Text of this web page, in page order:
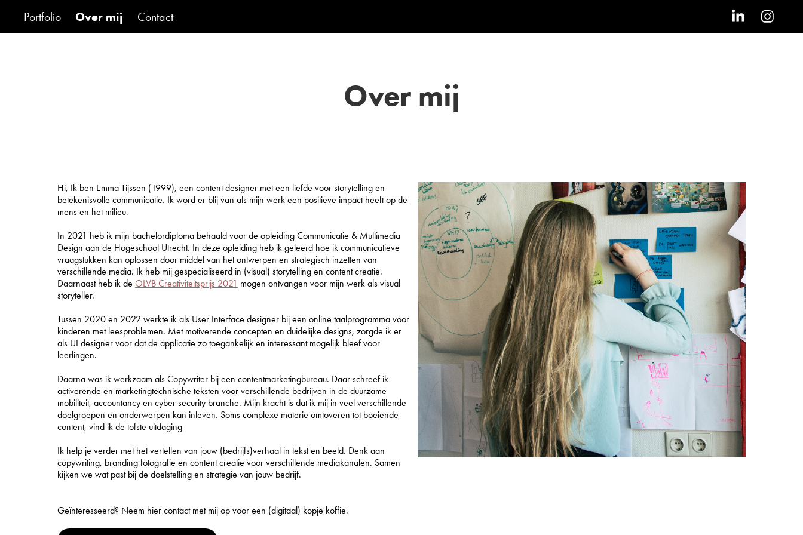
Portfolio Over mij Contact
Over mij
Hi, Ik ben Emma Tijssen (1999), een content designer met een liefde voor storytelling en
betekenisvolle communicatie. Ik word er blij van als mijn werk een positieve impact heeft op de
mens en het milieu.
In 2021 heb ik mijn bachelordiploma behaald voor de opleiding Communicatie & Multimedia
Design aan de Hogeschool Utrecht. In deze opleiding heb ik geleerd hoe ik communicatieve
vraagstukken kan oplossen door middel van het ontwerpen en strategisch inzetten van
verschillende media. Ik heb mij gespecialiseerd in (visual) storytelling en content creatie.
Daarnaast heb ik de OLVB Creativiteitsprijs 2021 mogen ontvangen voor mijn werk als visual
storyteller.
Tussen 2020 en 2022 werkte ik als User Interface designer bij een online taalprogramma voor
kinderen met leesproblemen. Met motiverende concepten en duidelijke designs, zorgde ik er
als UI designer voor dat de applicatie zo toegankelijk en interessant mogelijk bleef voor
leerlingen.
Daarna was ik werkzaam als Copywriter bij een contentmarketingbureau. Daar schreef ik
activerende en marketingtechnische teksten voor verschillende bedrijven in de duurzame
mobiliteit, accountancy en cyber security branche. Mijn kracht is dat ik mij in veel verschillende
doelgroepen en onderwerpen kan inleven. Soms complexe materie omtoveren tot boeiende
content, vind ik de tofste uitdaging
Ik help je verder met het vertellen van jouw (bedrijfs)verhaal in tekst en beeld. Denk aan
copywriting, branding fotografie en content creatie voor verschillende mediakanalen. Samen
kijken we wat past bij de doelstelling en strategie van jouw bedrijf.
Geïnteresseerd? Neem hier contact met mij op voor een (digitaal) kopje koffie.